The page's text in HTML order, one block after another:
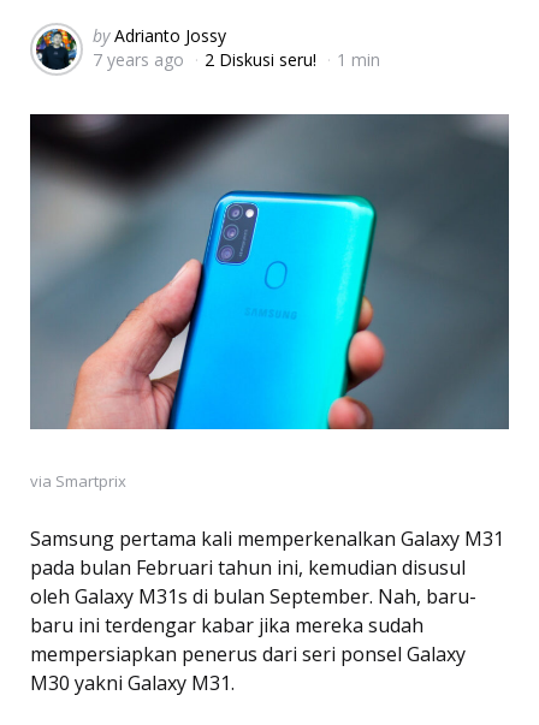
Posted
by
by Adrianto Jossy
7 years ago
2 Diskusi seru! 1 min
via Smartprix
Samsung pertama kali memperkenalkan Galaxy M31
pada bulan Februari tahun ini, kemudian disusul
oleh Galaxy M31s di bulan September. Nah, baru-
baru ini terdengar kabar jika mereka sudah
mempersiapkan penerus dari seri ponsel Galaxy
M30 yakni Galaxy M31.